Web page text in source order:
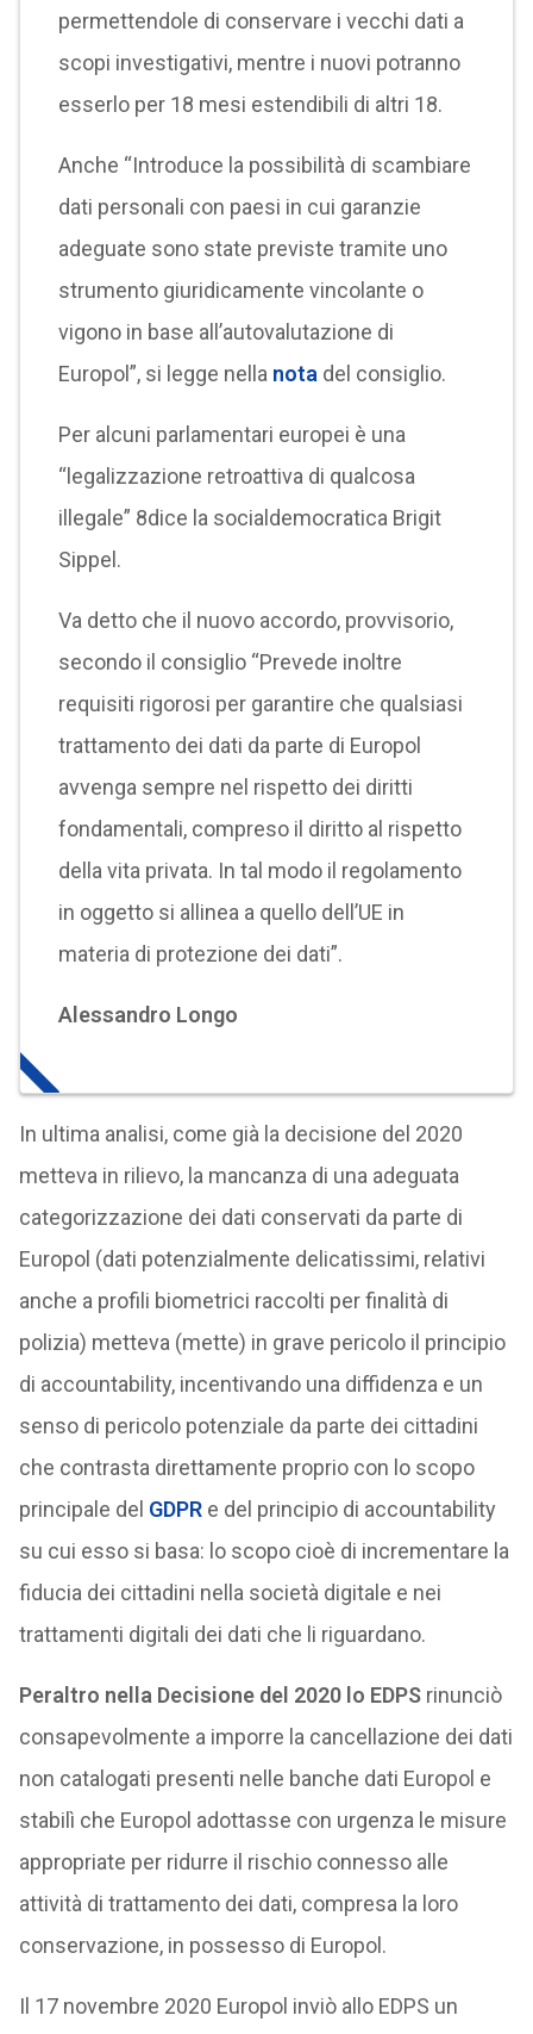
permettendole di conservare i vecchi dati a
scopi investigativi, mentre i nuovi potranno
esserlo per 18 mesi estendibili di altri 18.
Anche “Introduce la possibilità di scambiare
dati personali con paesi in cui garanzie
adeguate sono state previste tramite uno
strumento giuridicamente vincolante o
vigono in base all’autovalutazione di
Europol”, si legge nella nota del consiglio.
Per alcuni parlamentari europei è una
“legalizzazione retroattiva di qualcosa
illegale” 8dice la socialdemocratica Brigit
Sippel.
Va detto che il nuovo accordo, provvisorio,
secondo il consiglio “Prevede inoltre
requisiti rigorosi per garantire che qualsiasi
trattamento dei dati da parte di Europol
avvenga sempre nel rispetto dei diritti
fondamentali, compreso il diritto al rispetto
della vita privata. In tal modo il regolamento
in oggetto si allinea a quello dell’UE in
materia di protezione dei dati”.
Alessandro Longo
In ultima analisi, come già la decisione del 2020
metteva in rilievo, la mancanza di una adeguata
categorizzazione dei dati conservati da parte di
Europol (dati potenzialmente delicatissimi, relativi
anche a profili biometrici raccolti per finalità di
polizia) metteva (mette) in grave pericolo il principio
di accountability, incentivando una diffidenza e un
senso di pericolo potenziale da parte dei cittadini
che contrasta direttamente proprio con lo scopo
principale del GDPRe del principio di accountability
su cui esso si basa: lo scopo cioè di incrementare la
fiducia dei cittadini nella società digitale e nei
trattamenti digitali dei dati che li riguardano.
Peraltro nella Decisione del 2020 lo EDPSrinunciò
consapevolmente a imporre la cancellazione dei dati
non catalogati presenti nelle banche dati Europol e
stabilì che Europol adottasse con urgenza le misure
appropriate per ridurre il rischio connesso alle
attività di trattamento dei dati, compresa la loro
conservazione, in possesso di Europol.
Il 17 novembre 2020 Europol inviò allo EDPS un